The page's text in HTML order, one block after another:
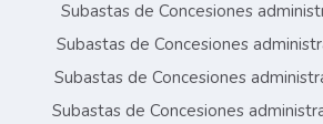
Subastas de Concesiones
Subastas de Concesiones
Subastas de Concesiones
Subastas de Concesiones